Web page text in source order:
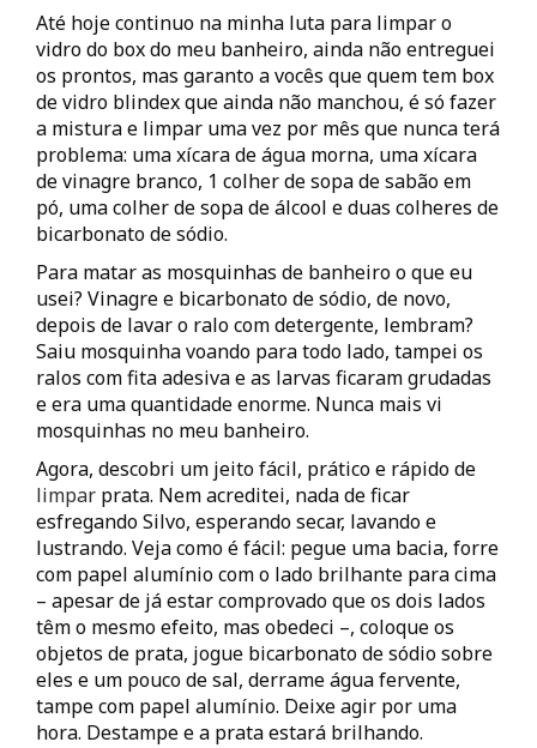
Até hoje continuo na minha luta para limpar o
vidro do box do meu banheiro, ainda não entreguei
os prontos, mas garanto a vocês que quem tem box
de vidro blindex que ainda não manchou, é só fazer
a mistura e limpar uma vez por mês que nunca terá
problema: uma xícara de água morna, uma xícara
de vinagre branco, 1 colher de sopa de sabão em
pó, uma colher de sopa de álcool e duas colheres de
bicarbonato de sódio.
Para matar as mosquinhas de banheiro o que eu
usei? Vinagre e bicarbonato de sódio, de novo,
depois de lavar o ralo com detergente, lembram?
Saiu mosquinha voando para todo lado, tampei os
ralos com fita adesiva e as larvas ficaram grudadas
e era uma quantidade enorme. Nunca mais vi
mosquinhas no meu banheiro.
Agora, descobri um jeito fácil, prático e rápido de
limpar prata. Nem acreditei, nada de ficar
esfregando Silvo, esperando secar, lavando e
lustrando. Veja como é fácil: pegue uma bacia, forre
com papel alumínio com o lado brilhante para cima
– apesar de já estar comprovado que os dois lados
têm o mesmo efeito, mas obedeci –, coloque os
objetos de prata, jogue bicarbonato de sódio sobre
eles e um pouco de sal, derrame água fervente,
tampe com papel alumínio. Deixe agir por uma
hora. Destampe e a prata estará brilhando.